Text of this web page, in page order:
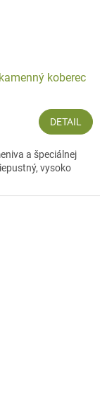
koberec
DETAIL
a špeciálnej
vysoko